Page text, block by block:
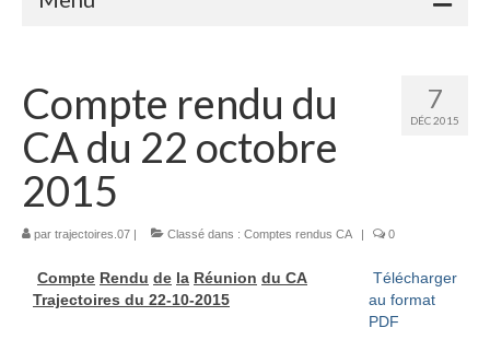
Adhérents
Céramique
Atelier de la Volane
Elisabeth Bourget
Miryan Hernandez
7
DÉC 2015
Compte rendu du
CA du 22 octobre
2015
par trajectoires.07 | Classé dans : Comptes rendus CA | 0
Compte Rendu de la Réunion du CA
Trajectoires du 22-10-2015
Télécharger
au format
PDF